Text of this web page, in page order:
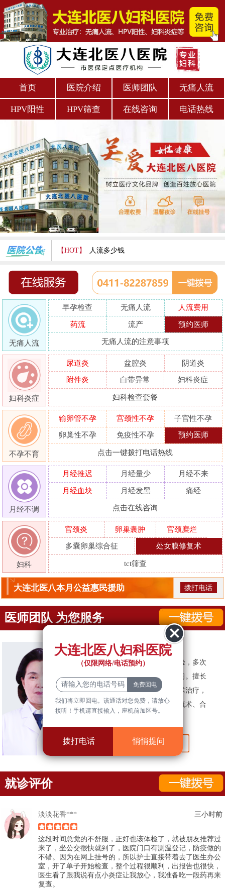
首页 医院介绍 医师团队 无痛人流
HPV阳性 HPV筛查 在线咨询 电话热线
【HOT】 人流多少钱
打胎费用多少
人流医院哪家好
哪家人流专业
人流好的医院
做人流哪里好
无痛人流
早孕检查 无痛人流
人流费用
药流
流产 预约医师
无痛人流的注意事项
妇科炎症
尿道炎 盆腔炎
阴道炎
附件炎
白带异常 妇科炎症
妇科检查套餐
不孕不育
输卵管不孕 宫颈性不孕
子宫性不孕
卵巢性不孕
免疫性不孕 预约医师
点击一键拨打电话热线
月经不调
月经推迟 月经量少
月经不来
月经血块
月经发黑 痛经
点击在线咨询
妇科
宫颈炎 卵巢囊肿
宫颈糜烂
多囊卵巢综合征
处女膜修复术
tct筛查
大连北医八本月公益惠民援助 拨打电话
医师团队 为您服务
贺凤
简介：30余年妇科临床诊疗经验，多次
前往国内知名三甲医院深造学习。擅长
妇科各类疾病的诊断与微创手术治疗，
如无痛人流、上取环、高危人流术、合
就诊评价
淡淡花香*** 三小时前
这段时间总觉的不舒服，正好也该体检了，就被朋友推荐过
来了，坐公交很快就到了，医院门口有测温登记，防疫做的
不错。因为在网上挂号的，所以护士直接带着去了医生办公
室，开了单子开始检查，整个过程很顺利，出报告也很快，
医生看了跟我说有点小炎症让我放心，我准备吃一段药再来
复查。
大连北医八妇科医院
（仅限网络/电话预约）
我们将立即回电。该通话对您免费，请放心
接听！手机请直接输入，座机前加区号。
拨打电话 悄悄提问